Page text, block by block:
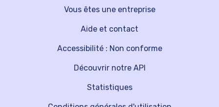
Vous êtes une entreprise
Découvrir notre API
Aide et contact
Statistiques
Accessibilité : Non conforme